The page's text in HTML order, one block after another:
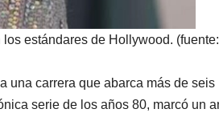
estándares de Hollywood. (fuente:
una carrera que abarca más de seis
serie de los años 80, marcó un